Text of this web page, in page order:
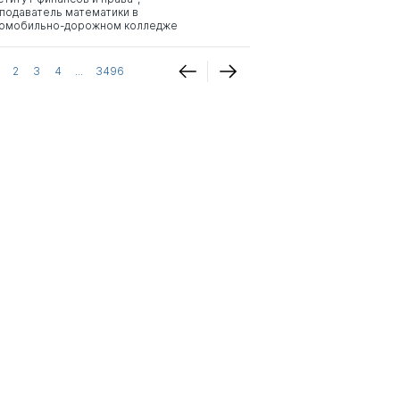
математики в
дорожном колледже
2 3 4 ... 3496